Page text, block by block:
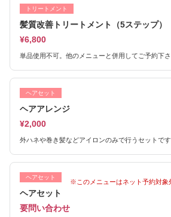
トリートメント
髪質改善トリートメント（5ステップ）
¥6,800
単品使用不可。他のメニューと併用してご予約下さ
ヘアセット
ヘアアレンジ
¥2,000
外ハネや巻き髪などアイロンのみで行うセットです
ヘアセット
ヘアセット
要問い合わせ
※このメニューはネット予約対象